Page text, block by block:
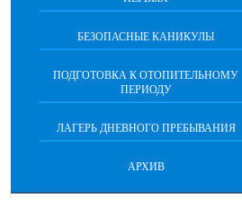
БЕЗОПАСНЫЕ КАНИКУЛЫ
ПОДГОТОВКА К ОТОПИТЕЛЬНОМУ
ПЕРИОДУ
ЛАГЕРЬ ДНЕВНОГО ПРЕБЫВАНИЯ
АРХИВ